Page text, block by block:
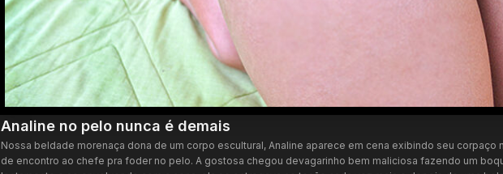
Analine no pelo nunca é demais
Nossa beldade morenaça dona de um corpo escultural, Analine aparece em cena exibindo seu corpaço
de encontro ao chefe pra foder no pelo. A gostosa chegou devagarinho bem maliciosa fazendo um